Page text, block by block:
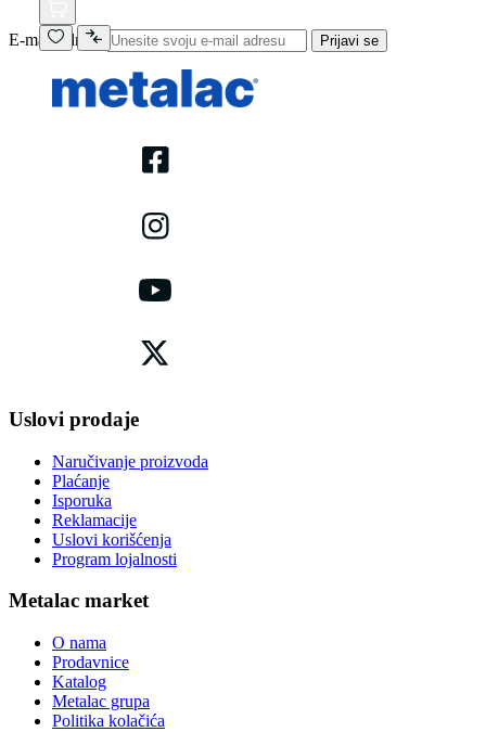
E-mail adresa Prijavi se
Uslovi prodaje
Naručivanje proizvoda
Plaćanje
Isporuka
Reklamacije
Uslovi korišćenja
Program lojalnosti
Metalac market
O nama
Prodavnice
Katalog
Metalac grupa
Politika kolačića